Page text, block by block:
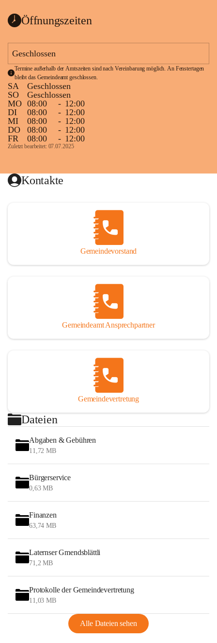
ht
1 Seite•0,1 MB
Öffnungszeiten
Geschlossen
Termine außerhalb der Amtszeiten sind nach Vereinbarung möglich. An Fenstertagen
bleibt das Gemeindeamt geschlossen.
SA
Geschlossen
SO
Geschlossen
MO 08:00 - 12:00
DI
08:00 - 12:00
MI
08:00 - 12:00
DO
08:00 - 12:00
FR
08:00 - 12:00
Zuletzt bearbeitet: 07.07.2025
Kontakte
Gemeindevorstand
Gemeindeamt Ansprechpartner
Gemeindevertretung
Dateien
Abgaben & Gebühren
11,72 MB
Bürgerservice
0,63 MB
Finanzen
63,74 MB
Laternser Gmendsblättli
71,2 MB
Protokolle der Gemeindevertretung
11,03 MB
Alle Dateien sehen